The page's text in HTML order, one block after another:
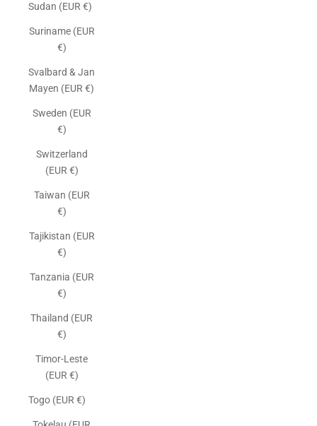
Sudan (EUR €)
Suriname (EUR
€)
Svalbard & Jan
Mayen (EUR €)
Sweden (EUR
€)
Switzerland
(EUR €)
Taiwan (EUR
€)
Tajikistan (EUR
€)
Tanzania (EUR
€)
Thailand (EUR
€)
Timor-Leste
(EUR €)
Togo (EUR €)